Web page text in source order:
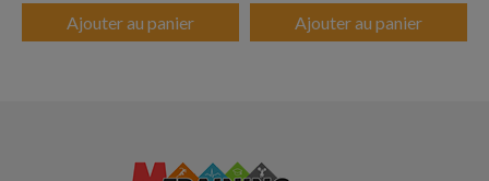
Ajouter au panier Ajouter au panier